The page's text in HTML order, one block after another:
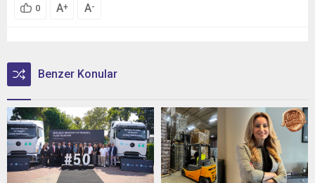
0 A+ A-
Benzer Konular